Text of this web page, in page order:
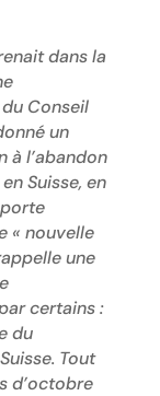
dans la
Conseil
un
à l’abandon
Suisse, en
« nouvelle
une
certains :
du
Tout
d’octobre